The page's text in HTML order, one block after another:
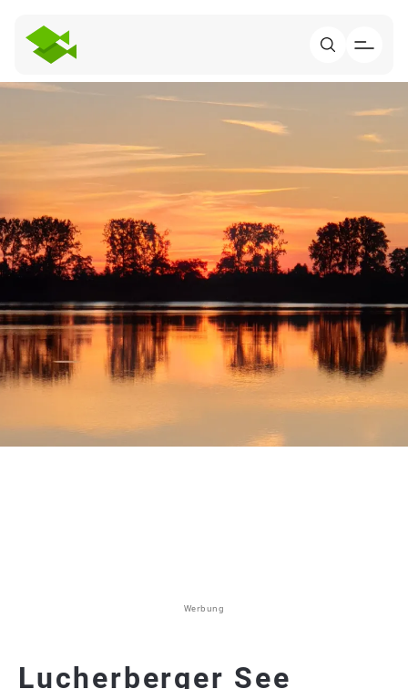
Werbung
Lucherberger See